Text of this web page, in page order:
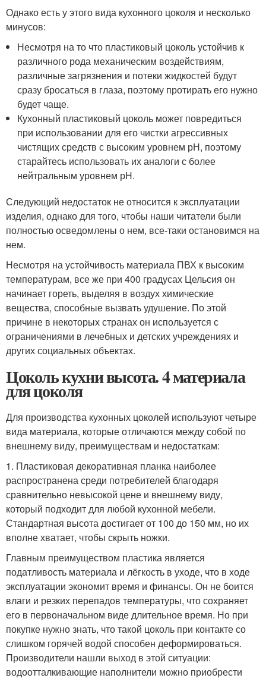
Однако есть у этого вида кухонного цоколя и несколько
минусов:
Несмотря на то что пластиковый цоколь устойчив к
различного рода механическим воздействиям,
различные загрязнения и потеки жидкостей будут
сразу бросаться в глаза, поэтому протирать его нужно
будет чаще.
Кухонный пластиковый цоколь может повредиться
при использовании для его чистки агрессивных
чистящих средств с высоким уровнем рН, поэтому
старайтесь использовать их аналоги с более
нейтральным уровнем рН.
Следующий недостаток не относится к эксплуатации
изделия, однако для того, чтобы наши читатели были
полностью осведомлены о нем, все-таки остановимся на
нем.
Несмотря на устойчивость материала ПВХ к высоким
температурам, все же при 400 градусах Цельсия он
начинает гореть, выделяя в воздух химические
вещества, способные вызвать удушение. По этой
причине в некоторых странах он используется с
ограничениями в лечебных и детских учреждениях и
других социальных объектах.
Цоколь кухни высота. 4 материала
для цоколя
Для производства кухонных цоколей используют четыре
вида материала, которые отличаются между собой по
внешнему виду, преимуществам и недостаткам:
1. Пластиковая декоративная планка наиболее
распространена среди потребителей благодаря
сравнительно невысокой цене и внешнему виду,
который подходит для любой кухонной мебели.
Стандартная высота достигает от 100 до 150 мм, но их
вполне хватает, чтобы скрыть ножки.
Главным преимуществом пластика является
податливость материала и лёгкость в уходе, что в ходе
эксплуатации экономит время и финансы. Он не боится
влаги и резких перепадов температуры, что сохраняет
его в первоначальном виде длительное время. Но при
покупке нужно знать, что такой цоколь при контакте со
слишком горячей водой способен деформироваться.
Производители нашли выход в этой ситуации:
водоотталкивающие наполнители можно приобрести